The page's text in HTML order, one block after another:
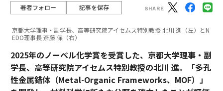
著者フォロー 記事を保存
京都大学理事・副学長、高等研究院アイセムス特別教授 北川 進（左）とN
EDO理事長 斎藤 保（右）
2025年のノーベル化学賞を受賞した、京都大学理事・副
学長、高等研究院アイセムス特別教授の北川 進。「多孔
性金属錯体（Metal-Organic Frameworks、MOF）」